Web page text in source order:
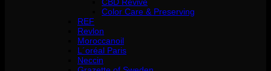
Color Care & Preserving
REF
Revlon
Moroccanoil
L´oréal Paris
Neccin